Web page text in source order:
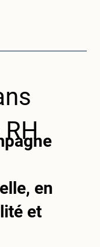
en
et